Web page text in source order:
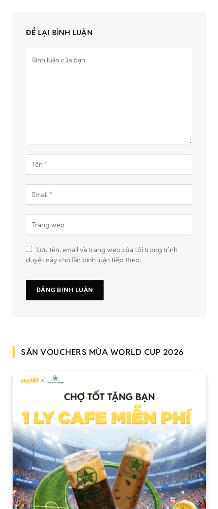
ĐỂ LẠI BÌNH LUẬN
Lưu tên, email và trang web của tôi trong trình
duyệt này cho lần bình luận tiếp theo.
SĂN VOUCHERS MÙA WORLD CUP 2026